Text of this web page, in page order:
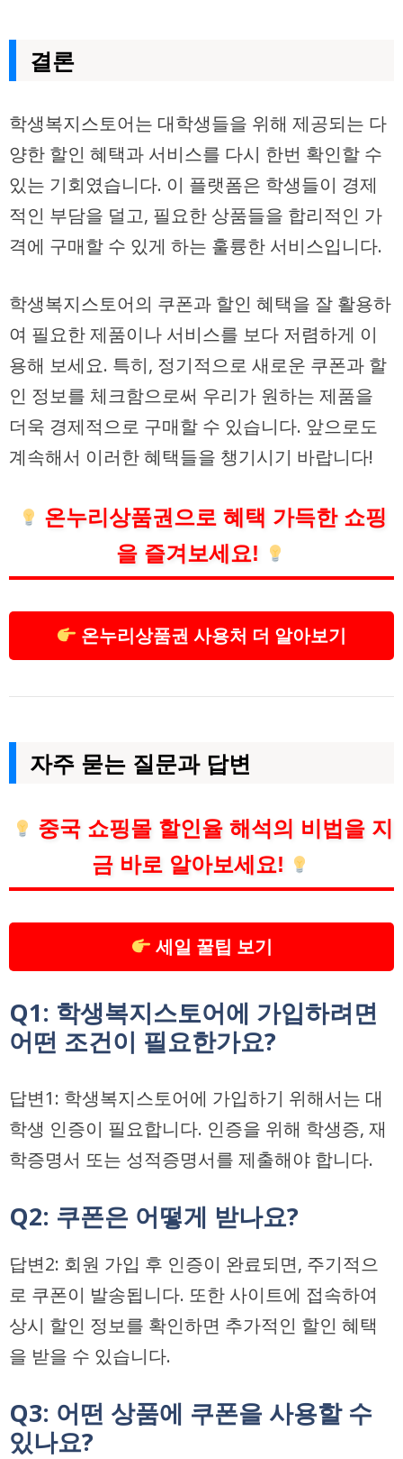
결론
학생복지스토어는 대학생들을 위해 제공되는 다
양한 할인 혜택과 서비스를 다시 한번 확인할 수
있는 기회였습니다. 이 플랫폼은 학생들이 경제
적인 부담을 덜고, 필요한 상품들을 합리적인 가
격에 구매할 수 있게 하는 훌륭한 서비스입니다.
학생복지스토어의 쿠폰과 할인 혜택을 잘 활용하
여 필요한 제품이나 서비스를 보다 저렴하게 이
용해 보세요. 특히, 정기적으로 새로운 쿠폰과 할
인 정보를 체크함으로써 우리가 원하는 제품을
더욱 경제적으로 구매할 수 있습니다. 앞으로도
계속해서 이러한 혜택들을 챙기시기 바랍니다!
온누리상품권으로 혜택 가득한 쇼핑
을 즐겨보세요!
온누리상품권 사용처 더 알아보기
자주 묻는 질문과 답변
중국 쇼핑몰 할인율 해석의 비법을 지
금 바로 알아보세요!
세일 꿀팁 보기
Q1: 학생복지스토어에 가입하려면
어떤 조건이 필요한가요?
답변1: 학생복지스토어에 가입하기 위해서는 대
학생 인증이 필요합니다. 인증을 위해 학생증, 재
학증명서 또는 성적증명서를 제출해야 합니다.
Q2: 쿠폰은 어떻게 받나요?
답변2: 회원 가입 후 인증이 완료되면, 주기적으
로 쿠폰이 발송됩니다. 또한 사이트에 접속하여
상시 할인 정보를 확인하면 추가적인 할인 혜택
을 받을 수 있습니다.
Q3: 어떤 상품에 쿠폰을 사용할 수
있나요?